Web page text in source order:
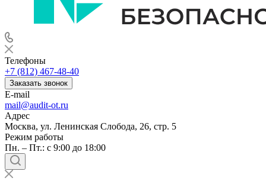
Телефоны
+7 (812) 467-48-40
Заказать звонок
E-mail
mail@audit-ot.ru
Адрес
Москва, ул. Ленинская Слобода, 26, стр. 5
Режим работы
Пн. – Пт.: с 9:00 до 18:00